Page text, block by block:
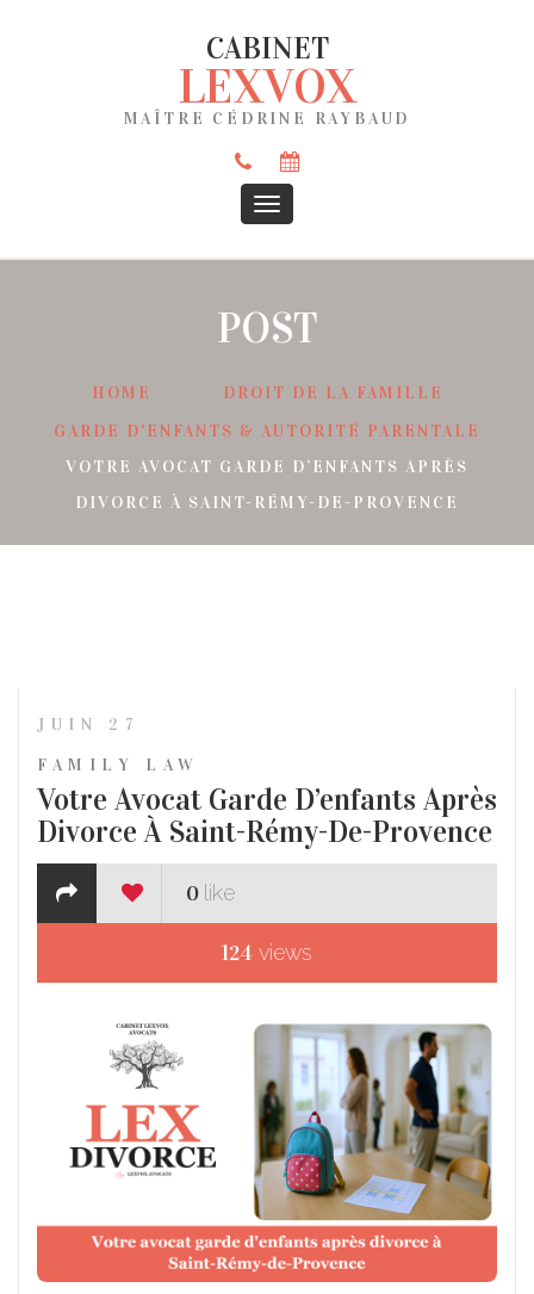
CABINET
LEXVOX
MAÎTRE CÉDRINE RAYBAUD
POST
HOME
DROIT DE LA FAMILLE
GARDE D'ENFANTS & AUTORITÉ PARENTALE
VOTRE AVOCAT GARDE D’ENFANTS APRÈS
DIVORCE À SAINT-RÉMY-DE-PROVENCE
JUIN 27
FAMILY LAW
Votre Avocat Garde D’enfants Après
Divorce À Saint-Rémy-De-Provence
0 like
124 views